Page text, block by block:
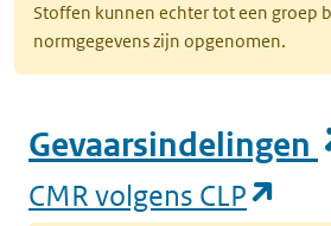
Stoffen kunnen echter tot een groep
normgegevens zijn opgenomen.
Gevaarsindelingen
CMR volgens CLP